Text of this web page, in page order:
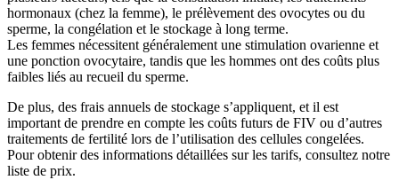
hormonaux (chez la femme), le prélèvement des ovocytes ou du
sperme, la congélation et le stockage à long terme.
Les femmes nécessitent généralement une stimulation ovarienne et
une ponction ovocytaire, tandis que les hommes ont des coûts plus
faibles liés au recueil du sperme.
De plus, des frais annuels de stockage s’appliquent, et il est
important de prendre en compte les coûts futurs de FIV ou d’autres
traitements de fertilité lors de l’utilisation des cellules congelées.
Pour obtenir des informations détaillées sur les tarifs, consultez notre
liste de prix.